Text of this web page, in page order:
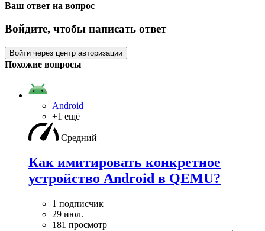
Ваш ответ на вопрос
Войдите, чтобы написать ответ
Войти через центр авторизации
Похожие вопросы
Android
+1 ещё
Средний
Как имитировать конкретное
устройство Android в QEMU?
1 подписчик
29 июл.
181 просмотр